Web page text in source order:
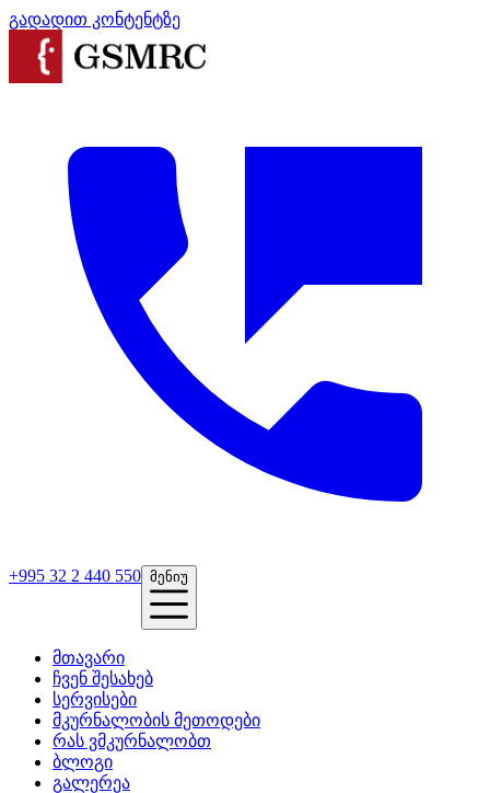
გადადით კონტენტზე
+995 32 2 440 550 მენიუ
მთავარი
ჩვენ შესახებ
სერვისები
მკურნალობის მეთოდები
რას ვმკურნალობთ
ბლოგი
გალერეა